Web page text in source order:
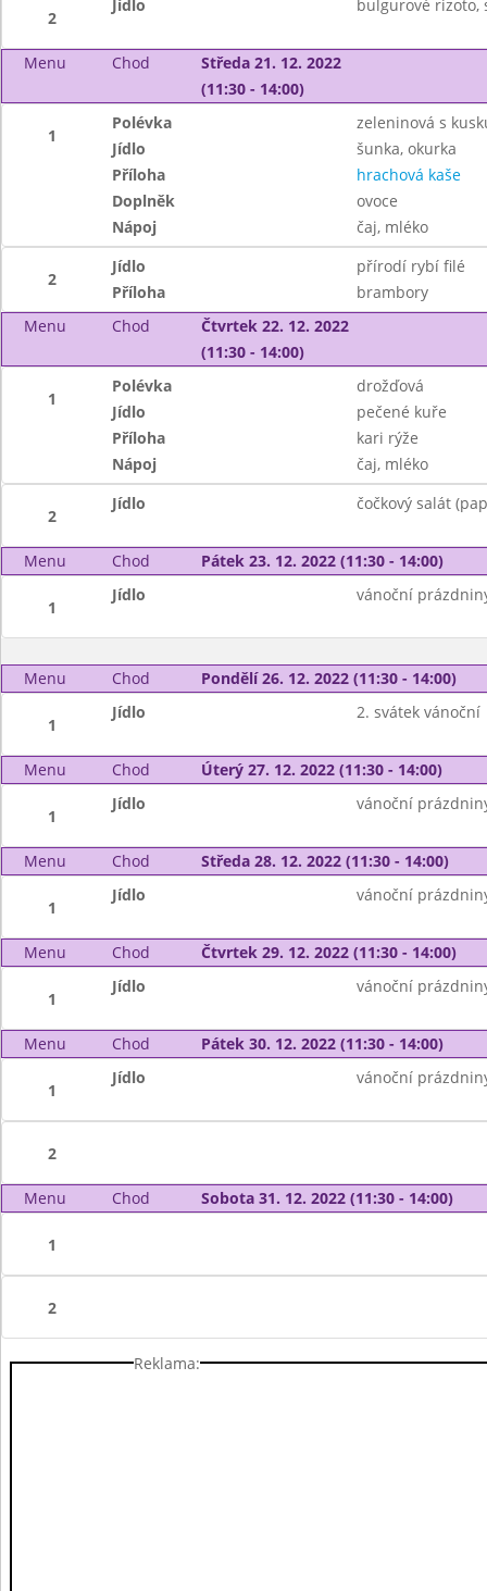
2
Jídlo bulgurové rizoto,
Menu Chod
Středa 21. 12. 2022
(11:30 - 14:00)
1
Polévka
zeleninová s
Jídlo
šunka, okurka
Příloha
hrachová kaše
Doplněk
ovoce
Nápoj
čaj, mléko
2
Jídlo
přírodí rybí filé
Příloha
brambory
Menu
Chod
Čtvrtek 22. 12. 2022
(11:30 - 14:00)
1
Polévka
drožďová
Jídlo
pečené kuře
Příloha
kari rýže
Nápoj
čaj, mléko
2
Jídlo čočkový salát
Menu Chod Pátek 23. 12. 2022 (11:30 - 14:00)
1
Jídlo vánoční
Menu Chod Pondělí 26. 12. 2022 (11:30 - 14:00)
1
Jídlo 2. svátek vánoční
Menu Chod Úterý 27. 12. 2022 (11:30 - 14:00)
1
Jídlo vánoční
Menu Chod Středa 28. 12. 2022 (11:30 - 14:00)
1
Jídlo vánoční
Menu Chod Čtvrtek 29. 12. 2022 (11:30 - 14:00)
1
Jídlo vánoční
Menu Chod Pátek 30. 12. 2022 (11:30 - 14:00)
1
Jídlo vánoční
2
Menu Chod Sobota 31. 12. 2022 (11:30 - 14:00)
1
2
Reklama: